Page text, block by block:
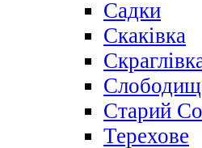
Садки
Скаківка
Старий
Терехове